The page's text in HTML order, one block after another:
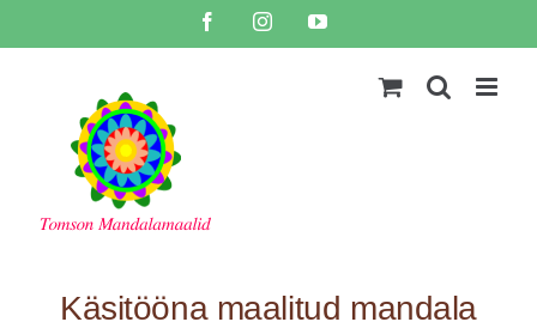
to
FacebookInstagramYouTube
Käsitööna maalitud mandala